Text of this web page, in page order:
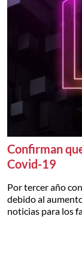
Confirman
Covid-19
Por tercer año
debido al
noticias para los